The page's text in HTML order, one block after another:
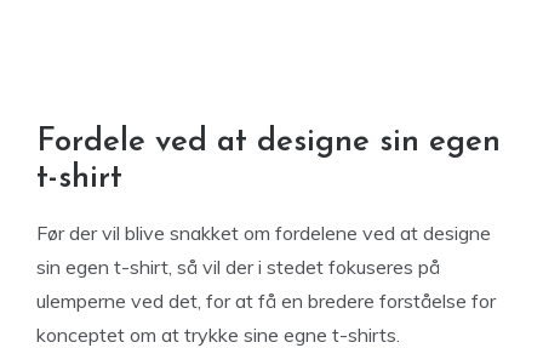
Fordele ved at designe sin egen
t-shirt
Før der vil blive snakket om fordelene ved at designe
sin egen t-shirt, så vil der i stedet fokuseres på
ulemperne ved det, for at få en bredere forståelse for
konceptet om at trykke sine egne t-shirts.